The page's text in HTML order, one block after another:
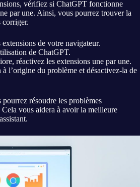
vérifiez si ChatGPT fonctionne
par une. Ainsi, vous pourrez trouver la
corriger.
de votre navigateur.
de ChatGPT.
réactivez les extensions une par une.
l’origine du problème et désactivez-la de
résoudre les problèmes
vous aidera à avoir la meilleure